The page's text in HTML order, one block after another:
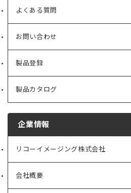
よくある質問
お問い合わせ
製品登録
製品カタログ
企業情報
リコーイメージング株式会社
（新
タ
ブ
会社概要
（新